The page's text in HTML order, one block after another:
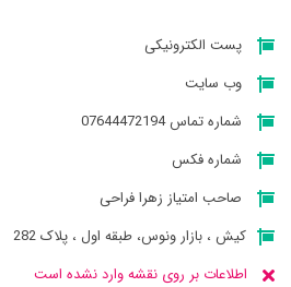
پست الکترونیکی
وب سایت
شماره تماس 07644472194
شماره فکس
صاحب امتیاز زهرا فراحی
کیش ، بازار ونوس، طبقه اول ، پلاک 282
اطلاعات بر روی نقشه وارد نشده است